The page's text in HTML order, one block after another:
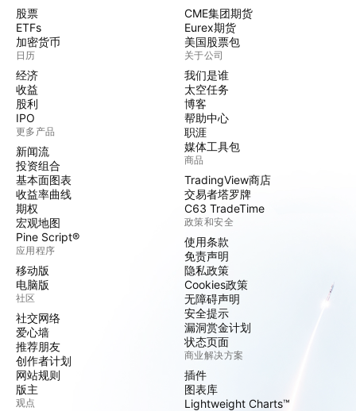
股票
ETFs
加密货币
日历
经济
收益
股利
IPO
更多产品
新闻流
投资组合
基本面图表
收益率曲线
期权
宏观地图
Pine Script®
应用程序
移动版
电脑版
社区
社交网络
爱心墙
推荐朋友
创作者计划
网站规则
版主
观点
CME集团期货
Eurex期货
美国股票包
关于公司
我们是谁
太空任务
博客
帮助中心
职涯
媒体工具包
商品
TradingView商店
交易者塔罗牌
C63 TradeTime
政策和安全
使用条款
免责声明
隐私政策
Cookies政策
无障碍声明
安全提示
漏洞赏金计划
状态页面
商业解决方案
插件
图表库
Lightweight Charts™